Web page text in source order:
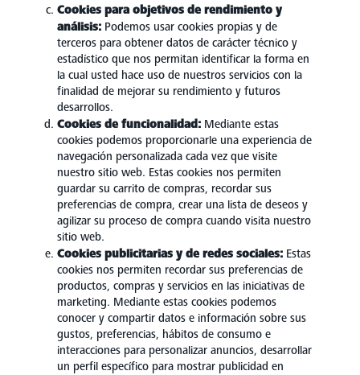
Cookies para objetivos de rendimiento y
análisis: Podemos usar cookies propias y de
terceros para obtener datos de carácter técnico y
estadístico que nos permitan identificar la forma en
la cual usted hace uso de nuestros servicios con la
finalidad de mejorar su rendimiento y futuros
desarrollos.
Cookies de funcionalidad: Mediante estas
cookies podemos proporcionarle una experiencia de
navegación personalizada cada vez que visite
nuestro sitio web. Estas cookies nos permiten
guardar su carrito de compras, recordar sus
preferencias de compra, crear una lista de deseos y
agilizar su proceso de compra cuando visita nuestro
sitio web.
Cookies publicitarias y de redes sociales: Estas
cookies nos permiten recordar sus preferencias de
productos, compras y servicios en las iniciativas de
marketing. Mediante estas cookies podemos
conocer y compartir datos e información sobre sus
gustos, preferencias, hábitos de consumo e
interacciones para personalizar anuncios, desarrollar
un perfil específico para mostrar publicidad en